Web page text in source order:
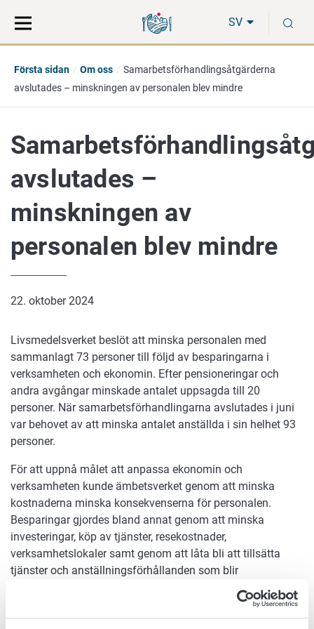
direkt
till
på
hela
SV
Första sidan Om oss
Samarbetsförhandlingsåtgärderna
avslutades – minskningen av personalen blev mindre
avslutades –
minskningen av
personalen blev mindre
22. oktober 2024
Livsmedelsverket beslöt att minska personalen med
sammanlagt 73 personer till följd av besparingarna i
verksamheten och ekonomin. Efter pensioneringar och
andra avgångar minskade antalet uppsagda till 20
personer. När samarbetsförhandlingarna avslutades i juni
var behovet av att minska antalet anställda i sin helhet 93
personer.
För att uppnå målet att anpassa ekonomin och
verksamheten kunde ämbetsverket genom att minska
kostnaderna minska konsekvenserna för personalen.
Besparingar gjordes bland annat genom att minska
investeringar, köp av tjänster, resekostnader,
verksamhetslokaler samt genom att låta bli att tillsätta
tjänster och anställningsförhållanden som blir
ledigförklarade. Dessutom minskar och effektiviserar
Livsmedelsverket verksamheten i alla organisationsdelar.
Anpassningsåtgärderna omfattar också ändringar i